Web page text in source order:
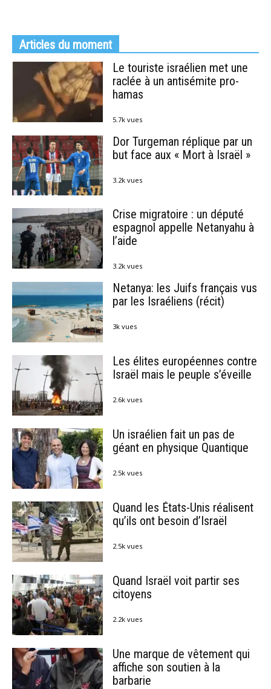
Articles du moment
Le touriste israélien met une
raclée à un antisémite pro-
hamas
5.7k vues
Dor Turgeman réplique par un
but face aux « Mort à Israël »
3.2k vues
Crise migratoire : un député
espagnol appelle Netanyahu à
l’aide
3.2k vues
Netanya: les Juifs français vus
par les Israéliens (récit)
3k vues
Les élites européennes contre
Israël mais le peuple s’éveille
2.6k vues
Un israélien fait un pas de
géant en physique Quantique
2.5k vues
Quand les États-Unis réalisent
qu’ils ont besoin d’Israël
2.5k vues
Quand Israël voit partir ses
citoyens
2.2k vues
Une marque de vêtement qui
affiche son soutien à la
barbarie